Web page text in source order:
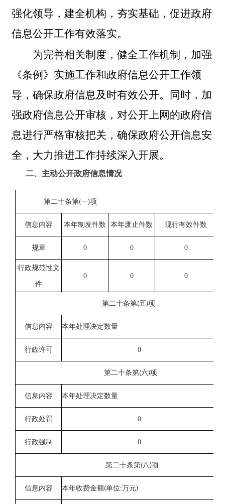
强化领导，建全机构，夯实基础，促进政府
信息公开工作有效落实。
为完善相关制度，健全工作机制，加强
《条例》实施工作和政府信息公开工作领
导，确保政府信息及时有效公开。同时，加
强政府信息公开审核，对公开上网的政府信
息进行严格审核把关，确保政府公开信息安
全，大力推进工作持续深入开展。
二、主动公开政府信息情况
第二十条第(一)项
信息内容 本年制发件数 本年废止件数 现行有效件数
规章 0 0 0
行政规范性文
件
0 0 0
第二十条第(五)项
信息内容 本年处理决定数量
行政许可 0
第二十条第(六)项
信息内容 本年处理决定数量
行政处罚 0
行政强制 0
第二十条第( 八 )项
信息内容 本年收费金额(单位: 万元)